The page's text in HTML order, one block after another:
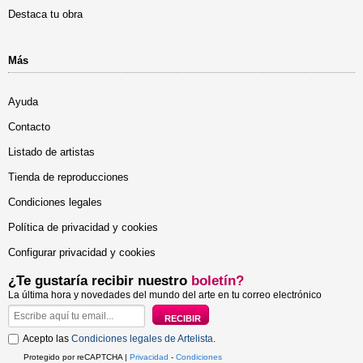
Destaca tu obra
Más
Ayuda
Contacto
Listado de artistas
Tienda de reproducciones
Condiciones legales
Política de privacidad y cookies
Configurar privacidad y cookies
¿Te gustaría recibir nuestro boletín?
La última hora y novedades del mundo del arte en tu correo electrónico
Acepto las Condiciones legales de Artelista.
Protegido por reCAPTCHA | Privacidad - Condiciones